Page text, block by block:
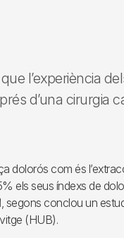
l’experiència
d’una cirurgia
dolorós com és
els seus índexs de
segons conclou un
(HUB).